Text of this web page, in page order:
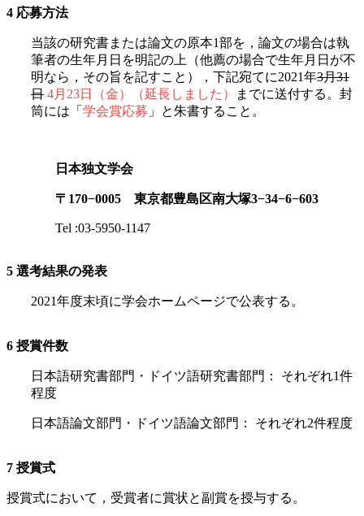
4 応募方法
当該の研究書または論文の原本1部を，論文の場合は執
筆者の生年月日を明記の上（他薦の場合で生年月日が不
明なら，その旨を記すこと），下記宛てに2021年3月31
日 4月23日（金）（延長しました）
までに送付する。封
筒には「 学会賞応募 」と朱書すること。
日本独文学会
〒 170−0005 東京都豊島区南大塚3−34−6−603
Tel :03-5950-1147
5 選考結果の発表
2021年度末頃に学会ホームページで公表する。
6 授賞件数
日本語研究書部門・ドイツ語研究書部門： それぞれ1件
程度
日本語論文部門・ドイツ語論文部門： それぞれ2件程度
7 授賞式
授賞式において，受賞者に賞状と副賞を授与する。